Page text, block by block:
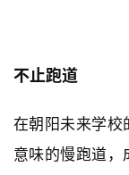
不止跑道
在朝阳未来学校
意味的慢跑道，